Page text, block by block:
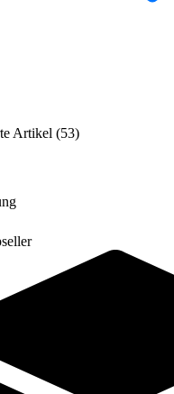
Artikel (53)
Ballschule Bag